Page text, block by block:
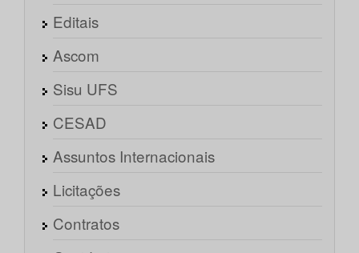
Editais
Ascom
Sisu UFS
CESAD
Assuntos Internacionais
Licitações
Contratos